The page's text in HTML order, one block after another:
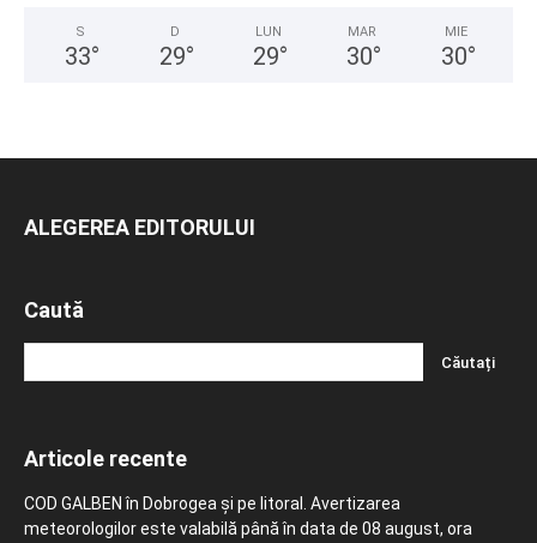
S
33°
D
29°
LUN
29°
MAR
30°
MIE
30°
ALEGEREA EDITORULUI
Caută
Articole recente
COD GALBEN în Dobrogea și pe litoral. Avertizarea
meteorologilor este valabilă până în data de 08 august, ora